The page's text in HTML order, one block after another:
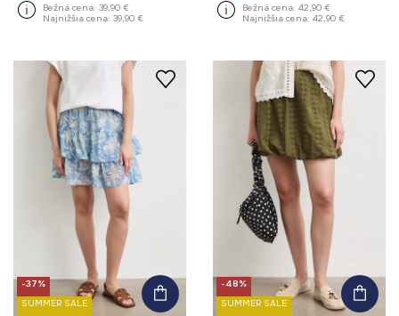
Bežná cena: 39,90 €
Najnižšia cena: 39,90 €
Bežná cena: 42,90 €
Najnižšia cena: 42,90 €
-37%
SUMMER SALE
-48%
SUMMER SALE